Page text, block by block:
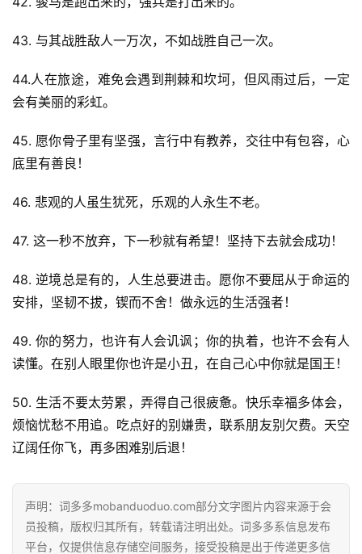
首
好
词
句
典
歌
词
古
今
诗
词
43. 与其战胜敌人一万次，不如战胜自己一次。
44.人在旅途，难免会遇到荆棘和坎坷，但风雨过后，一定
会有美丽的彩虹。
45. 愿你骨子里有坚强，言行中有教养，交往中有包容，心
底里有善良！
46. 悲观的人虽生犹死，乐观的人永生不老。
47. 这一秒不放弃，下一秒就有希望！坚持下去就会成功！
48. 逆境总是有的，人生总要进击。愿你不要屈从于命运的
安排，坚韧不拔，锲而不舍！做永远的生活强者！
49. 你的努力，也许有人会讥讽；你的执着，也许不会有人
读懂。在别人眼里你也许是小丑，在自己心中你就是国王！
50. 生活不要太劳累，弄得自己很疲惫。快乐幸福多体会，
烦恼忧愁不用追。吃点好的别嫌贵，联系朋友别欠费。天空
辽阔任你飞，再多困难别后退！
声明：词多多mobanduoduo.com部分文字图片内容来源于会
员投稿，版权归其所有，转载请注明出处。词多多系信息发布
平台，仅提供信息存储空间服务，接受投稿是出于传递更多信